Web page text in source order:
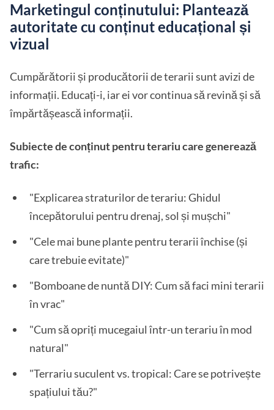
Marketingul conținutului: Plantează
autoritate cu conținut educațional și
vizual
Cumpărătorii și producătorii de terarii sunt avizi de
informații. Educați-i, iar ei vor continua să revină și să
împărtășească informații.
Subiecte de conținut pentru terariu care generează
trafic:
"Explicarea straturilor de terariu: Ghidul
începătorului pentru drenaj, sol și mușchi"
"Cele mai bune plante pentru terarii închise (și
care trebuie evitate)"
"Bomboane de nuntă DIY: Cum să faci mini terarii
în vrac"
"Cum să opriți mucegaiul într-un terariu în mod
natural"
"Terrariu suculent vs. tropical: Care se potrivește
spațiului tău?"